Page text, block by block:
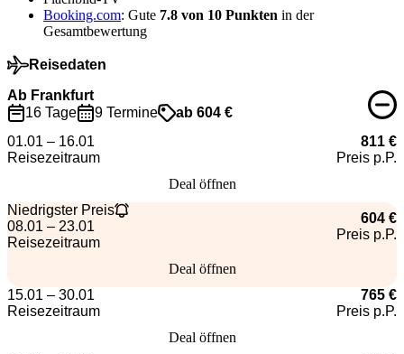
Booking.com: Gute 7.8 von 10 Punkten in der
Gesamtbewertung
Reisedaten
Ab Frankfurt
16 Tage
9 Termine
ab 604 €
01.01 – 16.01
Reisezeitraum
811 €
Preis p.P.
Deal öffnen
Niedrigster Preis
08.01 – 23.01
Reisezeitraum
604 €
Preis p.P.
Deal öffnen
15.01 – 30.01
Reisezeitraum
765 €
Preis p.P.
Deal öffnen